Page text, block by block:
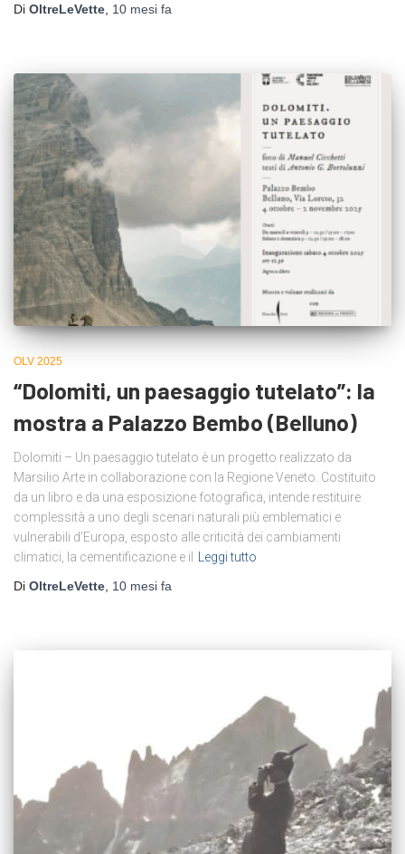
Di OltreLeVette 10 mesi fa
OLV 2025
“Dolomiti, un paesaggio tutelato”: la
mostra a Palazzo Bembo (Belluno)
Dolomiti – Un paesaggio tutelato è un progetto realizzato da
Marsilio Arte in collaborazione con la Regione Veneto. Costituito
da un libro e da una esposizione fotografica, intende restituire
complessità a uno degli scenari naturali più emblematici e
vulnerabili d’Europa, esposto alle criticità dei cambiamenti
climatici, la cementificazione e il
Leggi tutto
Di OltreLeVette 10 mesi fa